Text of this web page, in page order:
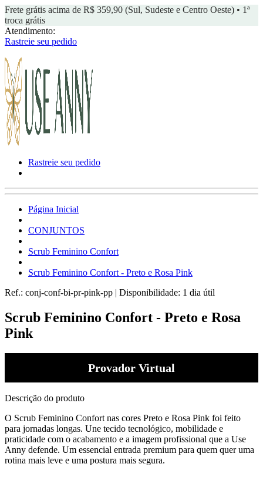
Frete grátis acima de R$ 359,90 (Sul, Sudeste e Centro Oeste) • 1ª
troca grátis
Atendimento:
Rastreie seu pedido
Rastreie seu pedido
Página Inicial
CONJUNTOS
Scrub Feminino Confort
Scrub Feminino Confort - Preto e Rosa Pink
Ref.: conj-conf-bi-pr-pink-pp | Disponibilidade: 1 dia útil
Scrub Feminino Confort - Preto e Rosa
Pink
Provador Virtual
Descrição do produto
O Scrub Feminino Confort nas cores Preto e Rosa Pink foi feito
para jornadas longas. Une tecido tecnológico, mobilidade e
praticidade com o acabamento e a imagem profissional que a Use
Anny defende. Um essencial entrada premium para quem quer uma
rotina mais leve e uma postura mais segura.